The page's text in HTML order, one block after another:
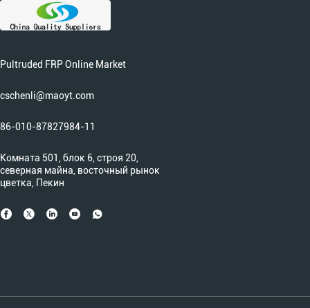
Pultruded FRP Online Market
cschenli@maoyt.com
86-010-87827984-11
Комната 501, блок 6, строя 20,
северная майна, восточный рынок
цветка, Пекин